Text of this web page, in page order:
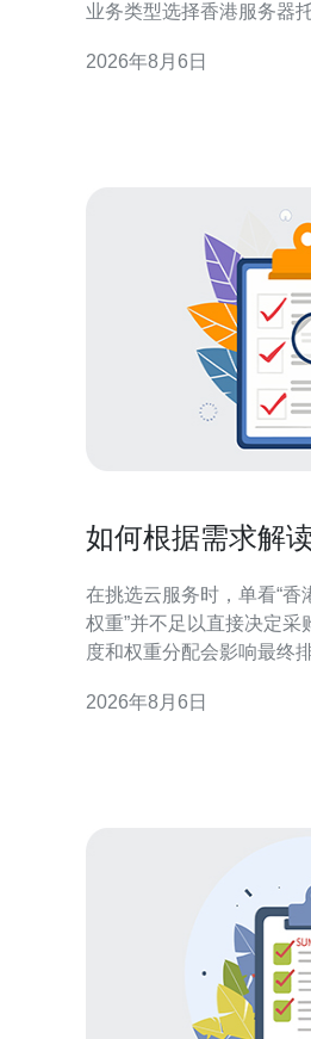
业务类型选择香港服务器
与需求分类概述 先把业务
2026年8月6日
如何根据需求解
在挑选云服务时，单看“
权重”并不足以直接决定
度和权重分配会影响最终
读方法，帮助你把排名结
2026年8月6日